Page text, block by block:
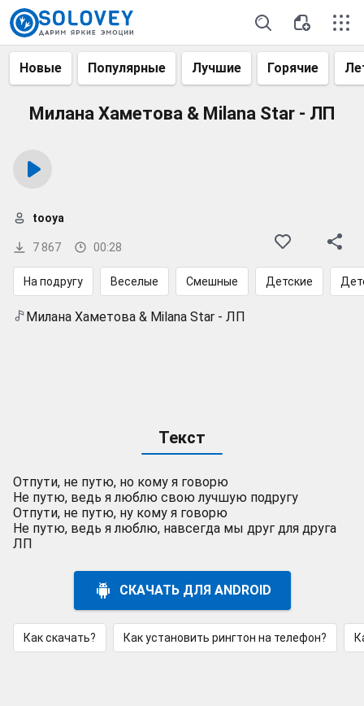
Новые Популярные Лучшие Горячие
Милана Хаметова & Milana Star - ЛП
7 867 00:28
tooya
На подругу Веселые Смешные Детские
Милана Хаметова & Milana Star - ЛП
Текст
Отпути, не путю, но кому я говорю
Не путю, ведь я люблю свою лучшую подругу
Отпути, не путю, ну кому я говорю
Не путю, ведь я люблю, навсегда мы друг для друга
ЛП
СКАЧАТЬ ДЛЯ ANDROID
Как скачать? Как установить рингтон на телефон?